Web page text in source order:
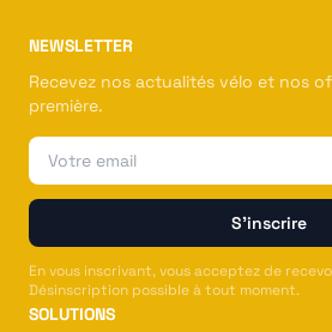
NEWSLETTER
Recevez nos actualités vélo et nos
première.
Email
S'inscrire
En vous inscrivant, vous acceptez de
Désinscription possible à tout moment.
SOLUTIONS